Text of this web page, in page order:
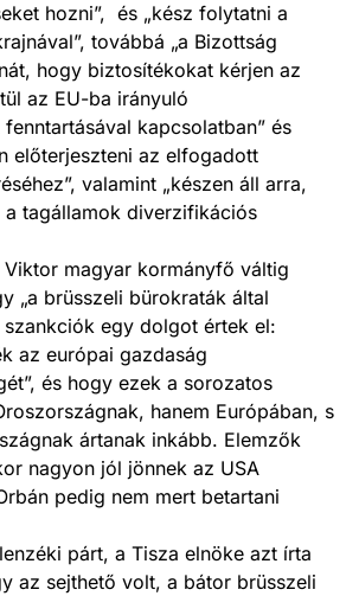
hozni”, és „kész folytatni a
továbbá „a Bizottság
hogy biztosítékokat kérjen az
az EU-ba irányuló
kapcsolatban” és
előterjeszteni az elfogadott
valamint „készen áll arra,
a tagállamok diverzifikációs
Viktor magyar kormányfő váltig
„a brüsszeli bürokraták által
egy dolgot értek el:
az európai gazdaság
és hogy ezek a sorozatos
hanem Európában, s
ártanak inkább. Elemzők
nagyon jól jönnek az USA
pedig nem mert betartani
párt, a Tisza elnöke azt írta
az sejthető volt, a bátor brüsszeli